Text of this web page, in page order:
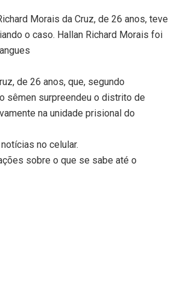
Morais da Cruz, de 26 anos, teve
o caso. Hallan Richard Morais foi
de 26 anos, que, segundo
sêmen surpreendeu o distrito de
na unidade prisional do
no celular.
sobre o que se sabe até o